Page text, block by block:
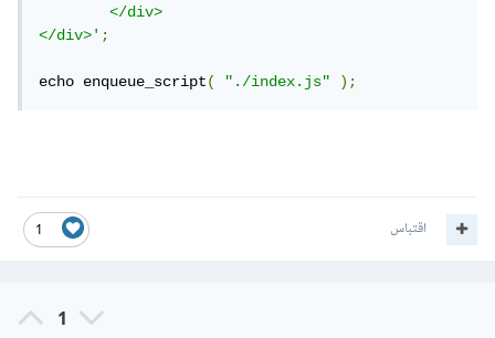
	</div>
</div>';
echo enqueue_script( "./index.js" );
1 اقتباس
1